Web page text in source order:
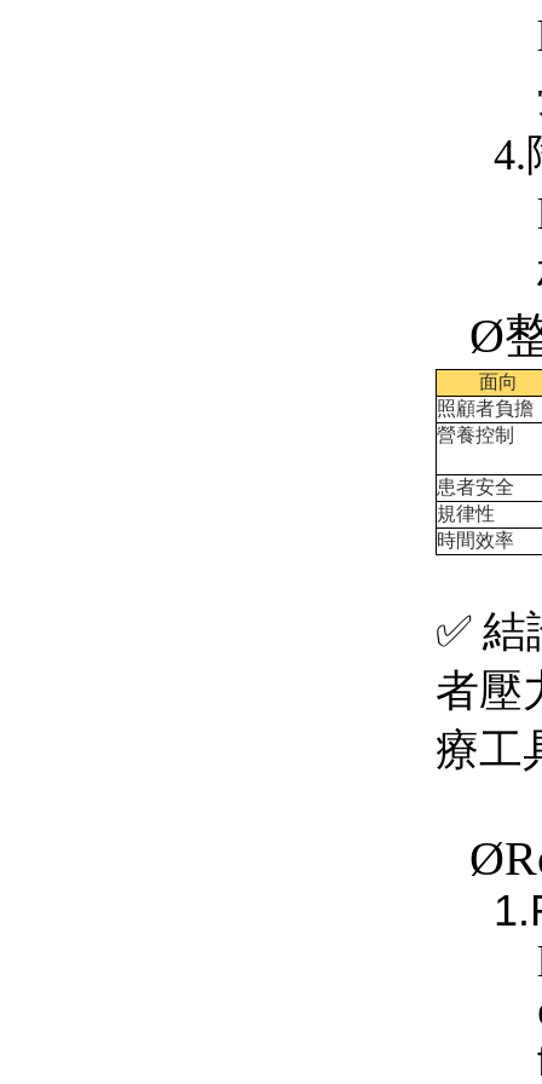
4.
Ø
面向
照顧者負擔
營養控制
患者安全
規律性
時間效率
✅ 結
者壓
療工
Ø
1.